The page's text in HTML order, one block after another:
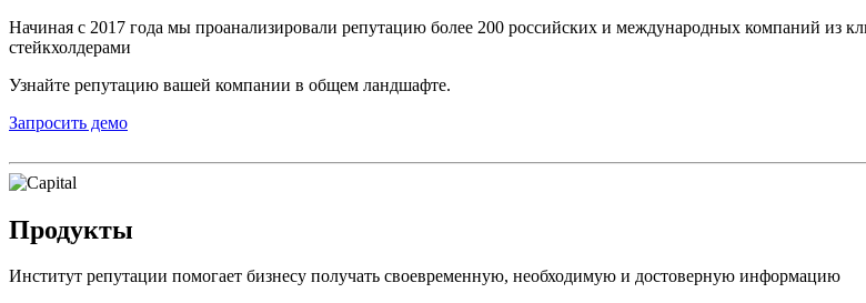
Начиная с 2017 года мы проанализировали репутацию более 200 российских и международных компаний из
стейкхолдерами
Узнайте репутацию вашей компании в общем ландшафте.
Запросить демо
Продукты
Институт репутации помогает бизнесу получать своевременную, необходимую и достоверную информацию